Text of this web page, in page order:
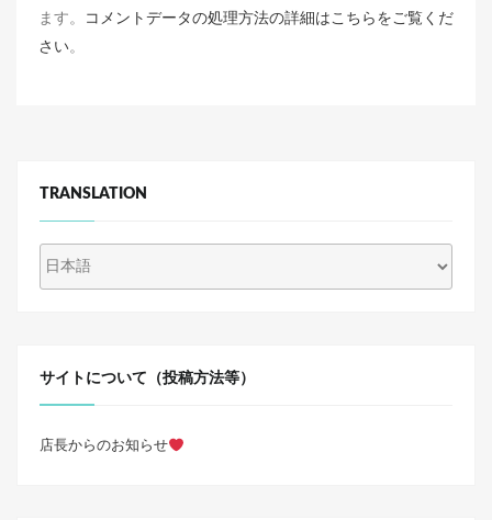
ます。
コメントデータの処理方法の詳細はこちらをご覧くだ
さい。
TRANSLATION
サイトについて（投稿方法等）
店長からのお知らせ